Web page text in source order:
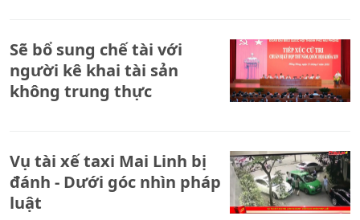
tướng Chính phủ phê duyệt bằng QĐ 367/TTg năm
1996. Dự án này đã điều chỉnh quy hoạch.
Sẽ bổ sung chế tài với
người kê khai tài sản
không trung thực
Vụ tài xế taxi Mai Linh bị
đánh - Dưới góc nhìn pháp
luật